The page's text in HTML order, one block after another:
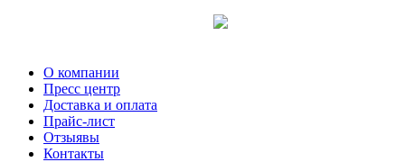
О компании
Пресс центр
Доставка и оплата
Прайс-лист
Отзыявы
Контакты